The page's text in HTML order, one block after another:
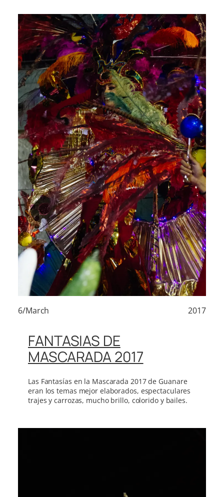
6/March 2017
FANTASIAS DE
MASCARADA 2017
Las Fantasías en la Mascarada 2017 de Guanare
eran los temas mejor elaborados, espectaculares
trajes y carrozas, mucho brillo, colorido y bailes.